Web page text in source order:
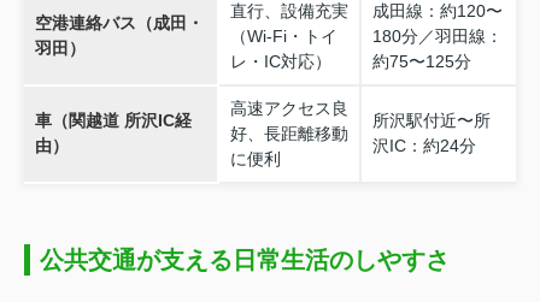
空港連絡バス（成田・
羽田）
直行、設備充実
（Wi‑Fi・トイ
レ・IC対応）
成田線：約120〜
180分／羽田線：
約75〜125分
車（関越道 所沢IC経
由）
高速アクセス良
好、長距離移動
に便利
所沢駅付近〜所
沢IC：約24分
公共交通が支える日常生活のしやすさ